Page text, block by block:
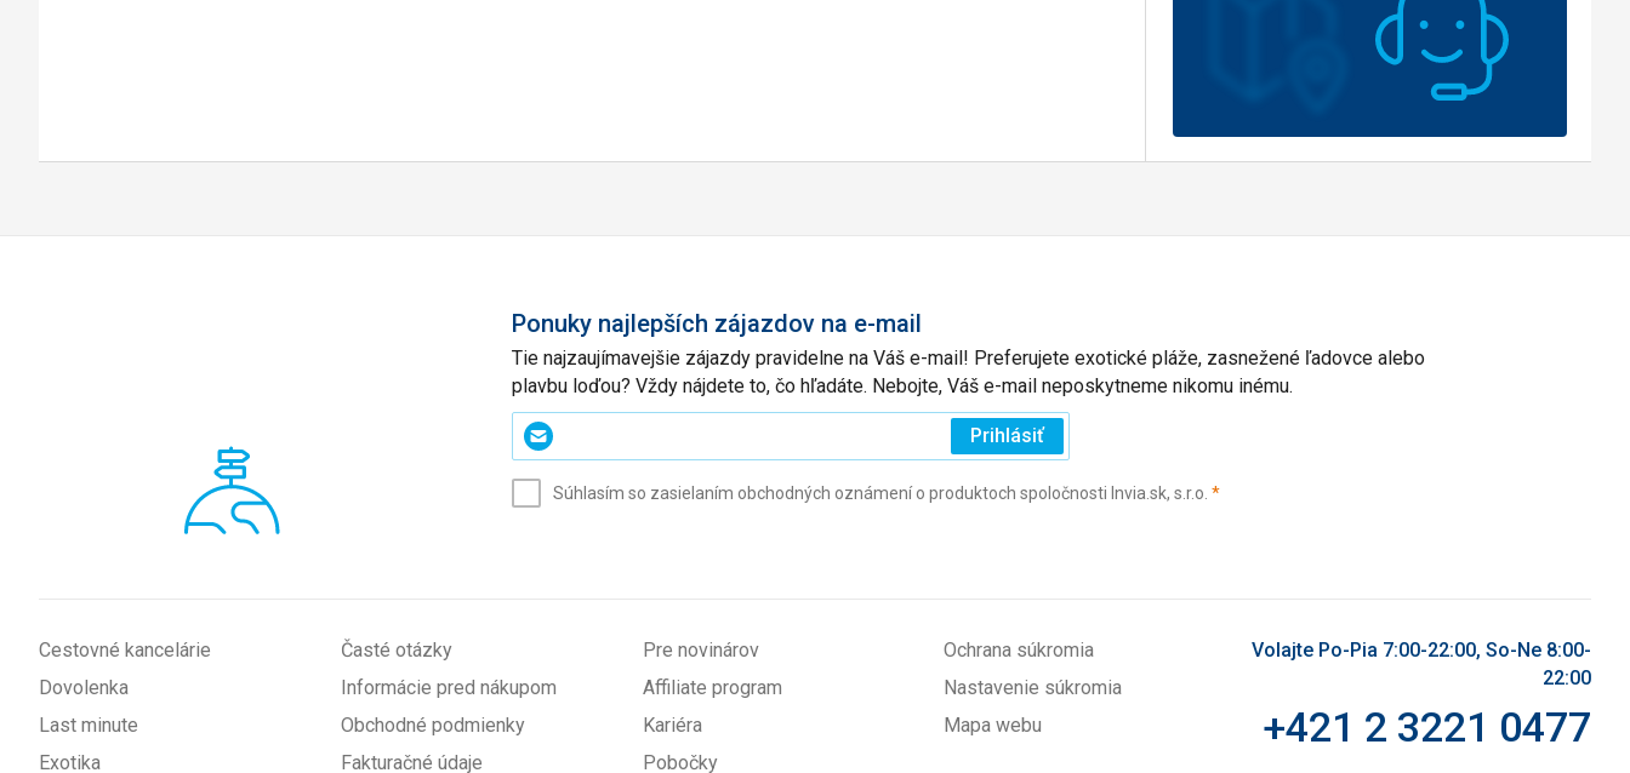
Ponuky najlepších zájazdov na e-mail
Tie najzaujímavejšie zájazdy pravidelne na Váš e-mail! Preferujete exotické pláže, zasnežené ľadovce alebo
plavbu loďou? Vždy nájdete to, čo hľadáte. Nebojte, Váš e-mail neposkytneme nikomu inému.
Zadajte
svoj
Prihlásiť
Súhlasím so zasielaním obchodných oznámení o produktoch spoločnosti Invia.sk, s.r.o. *(povinné)
Cestovné kancelárie
Dovolenka
Last minute
Exotika
Časté otázky
Informácie pred nákupom
Obchodné podmienky
Fakturačné údaje
Pre novinárov
Affiliate program
Kariéra
Pobočky
Ochrana súkromia
Nastavenie súkromia
Mapa webu
Volajte Po-Pia 7:00-22:00, So-Ne 8:00-
22:00
+421 2 3221 0477